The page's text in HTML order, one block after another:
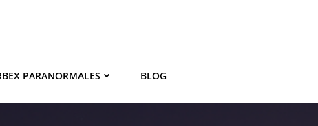
PARANORMALES BLOG